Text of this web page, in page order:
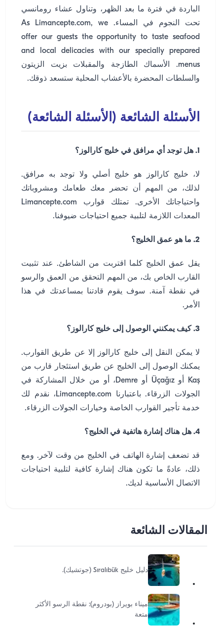
الباردة في فترة ما بعد الظهر، وتناول عشاء رومانسي
تحت النجوم في المساء. As Limancepte.com, we
offer our guests the opportunity to taste seafood
and local delicacies with our specially prepared
menus. الأسماك الطازجة والمقبلات بزيت الزيتون
والسلطات المحضرة بالأعشاب المحلية ستسعد ذوقك.
الأسئلة الشائعة (الأسئلة الشائعة)
1. هل توجد أي مرافق في خليج كارالوز؟
لا، خليج كارالوز هو خليج أصلي ولا توجد به مرافق.
لذلك، من المهم أن تحضر معك طعامك ومشروباتك
واحتياجاتك الأخرى. تمتلك قوارب Limancepte.com
المعدات اللازمة لتلبية جميع احتياجات ضيوفنا.
2. ما هو عمق الخليج؟
يقل عمق الخليج كلما اقتربت من الشاطئ. عند تثبيت
القارب الخاص بك، من المهم التحقق من العمق والرسو
في نقطة آمنة. سوف يقوم قادتنا بمساعدتك في هذا
الأمر.
3. كيف يمكنني الوصول إلى خليج كارالوز؟
لا يمكن النقل إلى خليج كارالوز إلا عن طريق القوارب.
يمكنك الوصول إلى الخليج عن طريق استئجار قارب من
Kaş أو Üçağız أو Demre، أو من خلال المشاركة في
الجولات الزرقاء. باعتبارنا Limancepte.com، نقدم لك
خدمة تأجير القوارب الخاصة وخيارات الجولات الزرقاء.
4. هل هناك إشارة هاتفية في الخليج؟
قد تضعف إشارة الهاتف في الخليج من وقت لآخر. ومع
ذلك، عادةً ما تكون هناك إشارة كافية لتلبية احتياجات
الاتصال الأساسية لديك.
المقالات الشائعة
دليل خليج Sıralıbük (جوتشيك).
ميناء بويراز (بودروم): نقطة الرسو الأكثر
متعة